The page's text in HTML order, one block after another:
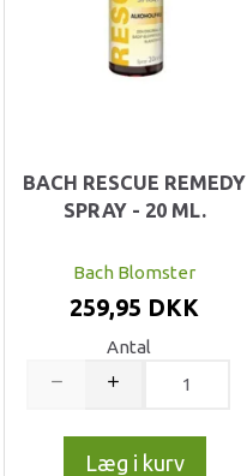
BACH RESCUE REMEDY
SPRAY - 20 ML.
Bach Blomster
259,95 DKK
Antal
Læg i kurv